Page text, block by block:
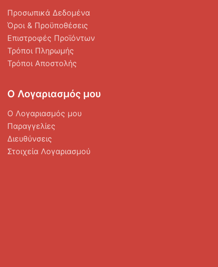
Προσωπικά Δεδομένα
Όροι & Προϋποθέσεις
Επιστροφές Προϊόντων
Τρόποι Πληρωμής
Τρόποι Αποστολής
Ο Λογαριασμός μου
Ο Λογαριασμός μου
Παραγγελίες
Διευθύνσεις
Στοιχεία Λογαριασμού